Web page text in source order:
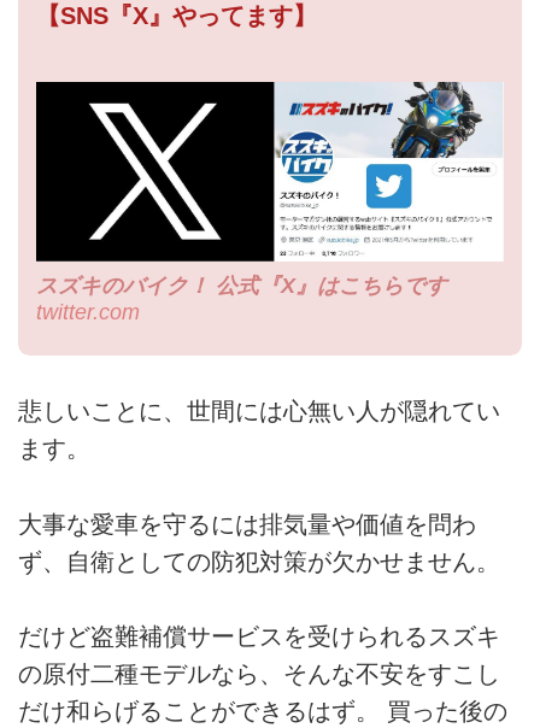
【SNS『X』やってます】
スズキのバイク！ 公式『X』はこちらです
twitter.com
悲しいことに、世間には心無い人が隠れてい
ます。
大事な愛車を守るには排気量や価値を問わ
ず、自衛としての防犯対策が欠かせません。
だけど盗難補償サービスを受けられるスズキ
の原付二種モデルなら、そんな不安をすこし
だけ和らげることができるはず。 買った後の